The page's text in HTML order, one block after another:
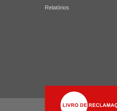
Relatórios